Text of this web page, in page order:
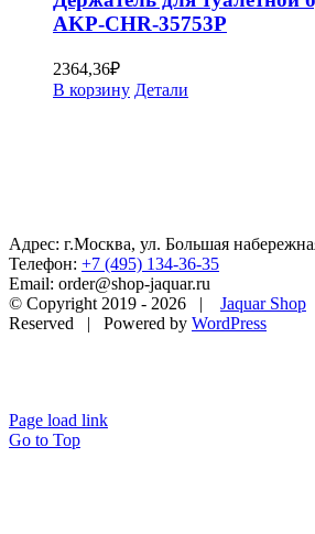
AKP-CHR-35753P
2364,36₽
В корзину Детали
Адрес: г.Москва, ул. Большая
Телефон: +7 (495) 134-36-35
Email: order@shop-jaquar.ru
© Copyright 2019 - 2026 | Jaquar Shop
Reserved | Powered by WordPress
Page load link
Go to Top